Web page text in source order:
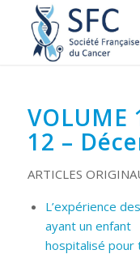
VOLUME
12 –
ARTICLES
L’expérience
ayant un enfant
hospitalisé pour